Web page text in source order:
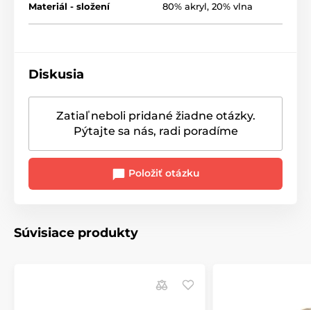
Materiál - složení 80% akryl, 20% vlna
Diskusia
Zatiaľ neboli pridané žiadne otázky.
Pýtajte sa nás, radi poradíme
Položiť otázku
Súvisiace produkty